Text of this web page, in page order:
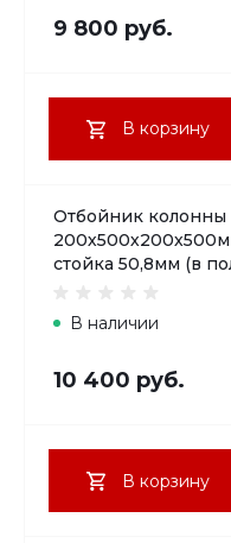
9 800 руб.
В корзину
Отбойник колонны
стойка 50,8мм (в
В наличии
10 400 руб.
В корзину